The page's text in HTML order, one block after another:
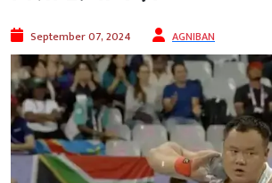
September 07, 2024 AGNIBAN